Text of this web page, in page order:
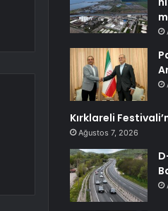
Kırklareli
Ağustos 7, 2026